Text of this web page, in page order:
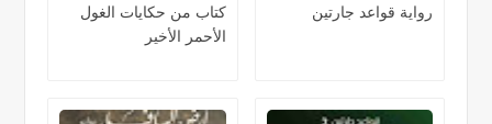
رواية قواعد جارتين
كتاب من حكايات الغول
الأحمر الأخير